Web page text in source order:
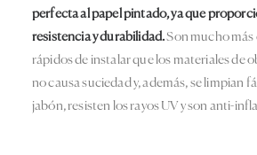
perfecta al papel pintado, ya que
resistencia y durabilidad.Son mucho
rápidos de instalar que los materiales de
no causa suciedad y, además, se limpian
jabón, resisten los rayos UV y son anti-